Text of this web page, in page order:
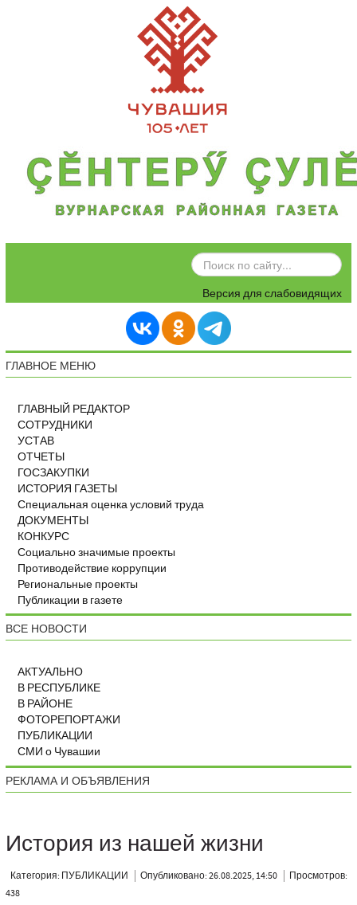
ИСКАТЬ...
Версия для слабовидящих
ГЛАВНОЕ МЕНЮ
ГЛАВНЫЙ РЕДАКТОР
СОТРУДНИКИ
УСТАВ
ОТЧЕТЫ
ГОСЗАКУПКИ
ИСТОРИЯ ГАЗЕТЫ
Специальная оценка условий труда
ДОКУМЕНТЫ
КОНКУРС
Социально значимые проекты
Противодействие коррупции
Региональные проекты
Публикации в газете
ВСЕ НОВОСТИ
АКТУАЛЬНО
В РЕСПУБЛИКЕ
В РАЙОНЕ
ФОТОРЕПОРТАЖИ
ПУБЛИКАЦИИ
СМИ о Чувашии
РЕКЛАМА И ОБЪЯВЛЕНИЯ
История из нашей жизни
Категория: ПУБЛИКАЦИИ Опубликовано: 26.08.2025, 14:50
Просмотров:
438